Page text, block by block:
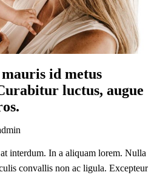
id metus
luctus, augue
interdum. In a aliquam lorem. Nulla
convallis non ac ligula. Excepteur